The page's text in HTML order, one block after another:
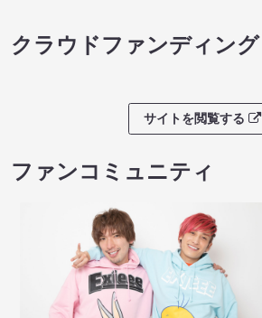
クラウドファンディング
サイトを閲覧する
ファンコミュニティ